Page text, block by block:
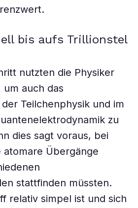
bis aufs Trillionstel
nutzten die Physiker
auch das
Teilchenphysik und im
zu
dies sagt voraus, bei
atomare Übergänge
stattfinden müssten.
relativ simpel ist und sich